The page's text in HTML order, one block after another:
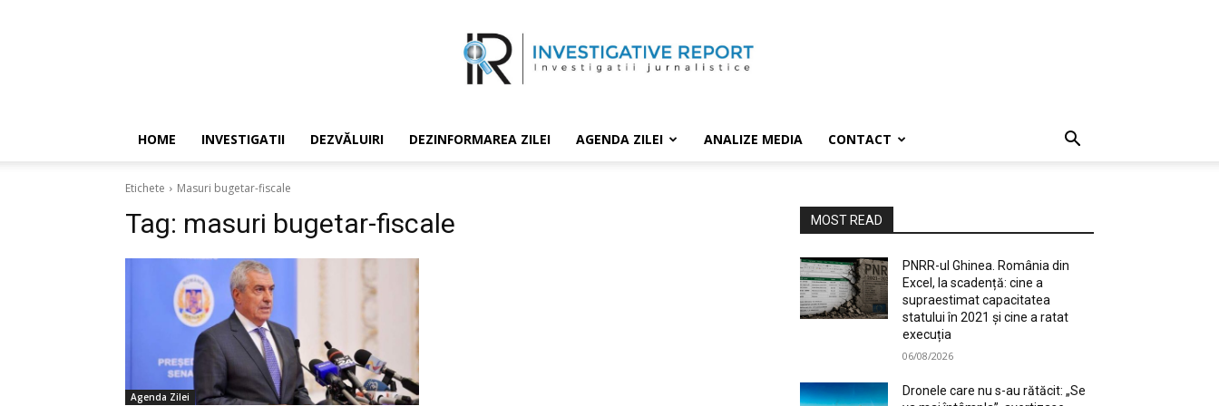
HOME INVESTIGATII DEZVĂLUIRI DEZINFORMAREA ZILEI AGENDA ZILEI ANALIZE MEDIA CONTACT
Etichete Masuri bugetar-fiscale
Tag: masuri bugetar-fiscale
Agenda Zilei
MOST READ
PNRR-ul Ghinea. România din
Excel, la scadență: cine a
supraestimat capacitatea
statului în 2021 și cine a ratat
execuția
06/08/2026
Dronele care nu s-au rătăcit: „Se